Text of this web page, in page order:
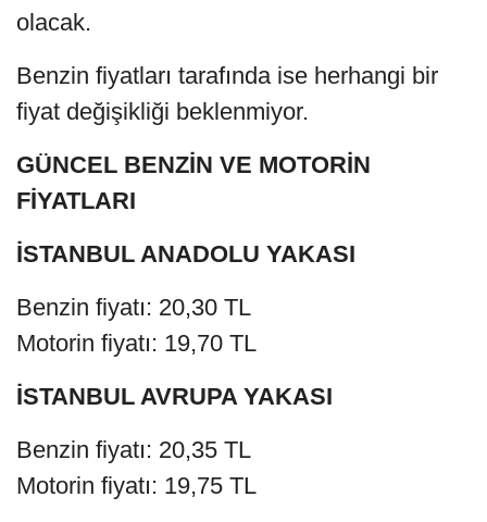
olacak.
Benzin fiyatları tarafında ise herhangi bir
fiyat değişikliği beklenmiyor.
GÜNCEL BENZİN VE MOTORİN
FİYATLARI
İSTANBUL ANADOLU YAKASI
Benzin fiyatı: 20,30 TL
Motorin fiyatı: 19,70 TL
İSTANBUL AVRUPA YAKASI
Benzin fiyatı: 20,35 TL
Motorin fiyatı: 19,75 TL